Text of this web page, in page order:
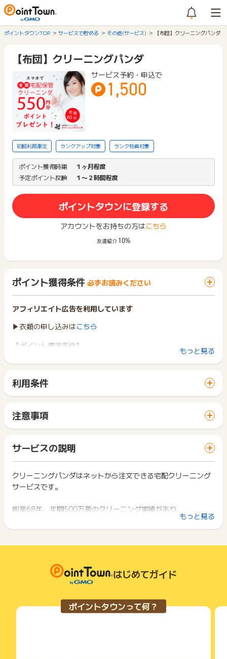
ポイントタウンTOP サービスで貯める その他(サービス) 【布団】クリーニングパンダ
【布団】クリーニングパンダ
サービス予約・申込で
1,500
初回利用限定 ランクアップ対象 ランク特典対象
ポイント獲得時期
１ヶ月程度
予定ポイント反映
１〜２時間程度
ポイントタウンに登録する
アカウントをお持ちの方はこちら
友達紹介 10%
ポイント獲得条件 必ずお読みください
アフィリエイト広告を利用しています
▶衣類の申し込みはこちら
【ポイント獲得条件】
└ 対象コース：ふとん丸洗い１〜10枚パック
【ポイント獲得対象外条件】
入力内容不備、対象コース以外の申込、ふるさと納税経由の申
込
【お問い合わせについて】
対象コース申込から90日以内に申込日、受付（注文）番号、エ
ビデンスメールと併せてお問い合わせください。
※ポイントに関するお問い合わせは、ポイントタウンのサポート
までお問い合わせください。ポイントについて、広告主に直接
ざいます。
もっと見る
利用条件
サイトに移動してからお申し込みやお買い物が完了するまでの
間に、同じブラウザ（※）で他のサイトに移動した場合はポイン
ト獲得ができません。
「 申込をしてポイントGET 」ボタンを押した時とサービス・
お買い物利用時で、デバイス・ブラウザが異なる場合はポイン
ト獲得ができません。
2回以上同じお買い物・サービスをご利用される場合は、毎回
ポイントタウンに戻り、「 申込をしてポイントGET 」ボタン
下記の事項に該当する場合、広告主側で対象外とみなし、「獲
い物を複数回ご利用された場合
て一度でも同サービス・お買い物を利用されたことがある場合
ご利用前には、Cookieの削除をおこなっていただくことを推奨
サービス・お買い物利用時にお電話など2つ以上の申し込み方
法がある場合、必ずサイト上のWEBフォームからお申し込みく
注意事項
一部のサービスにつきましては、1商品につき10円単位の金額
は切り捨てとなります。
ポイント獲得が1ポイント未満のものは切り捨てとなり、ポイ
ント履歴には記載されません。
原則として広告主側のポイント等を利用して支払われた金額分
につきましては、ポイントタウンのポイント獲得の対象には含
広告主が運営しているサービスの都合もしくは会員様の都合で
商品の交換や一部でもキャンセルされた場合、ポイントが無効
になる可能性もございます。
条件を達成しているかどうかは各広告主ではなく、代理店が行
っているため、広告主はポイントに関する詳細を把握しており
そのため、ポイントタウンのポイントに関するお問い合わせを
広告主様に直接行わないようお願いいたします。
サービスの説明
クリーニングパンダはネットから注文できる宅配クリーニング
サービスです。
創業68年、年間500万着のクリーニング実績があり、
職人仕上げ×思いやり品質をテーマに行なっています。
[3]国内最長の無料お預かり15ヶ月
などの特徴があります。
また、しみ抜きに定評があり、
もっと見る
はじめてガイド
ポイントタウンって何？